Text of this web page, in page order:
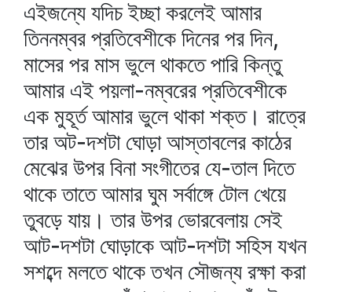
এইজন্যে যদিচ ইচ্ছা করলেই আমার
তিননম্বর প্রতিবেশীকে দিনের পর দিন,
মাসের পর মাস ভুলে থাকতে পারি কিন্তু
আমার এই পয়লা-নম্বরের প্রতিবেশীকে
এক মুহূর্ত আমার ভুলে থাকা শক্ত। রাত্রে
তার অট-দশটা ঘোড়া আস্তাবলের কাঠের
মেঝের উপর বিনা সংগীতের যে-তাল দিতে
থাকে তাতে আমার ঘুম সর্বাঙ্গে টোল খেয়ে
তুবড়ে যায়। তার উপর ভোরবেলায় সেই
আট-দশটা ঘোড়াকে আট-দশটা সহিস যখন
সশব্দে মলতে থাকে তখন সৌজন্য রক্ষা করা